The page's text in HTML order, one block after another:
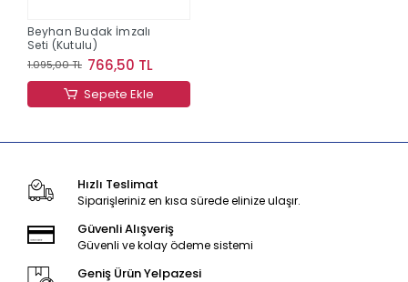
Beyhan Budak İmzalı
Seti (Kutulu)
1.095,00 TL 766,50 TL
Sepete Ekle
Hızlı Teslimat
Siparişleriniz en kısa sürede elinize ulaşır.
Güvenli Alışveriş
Güvenli ve kolay ödeme sistemi
Geniş Ürün Yelpazesi